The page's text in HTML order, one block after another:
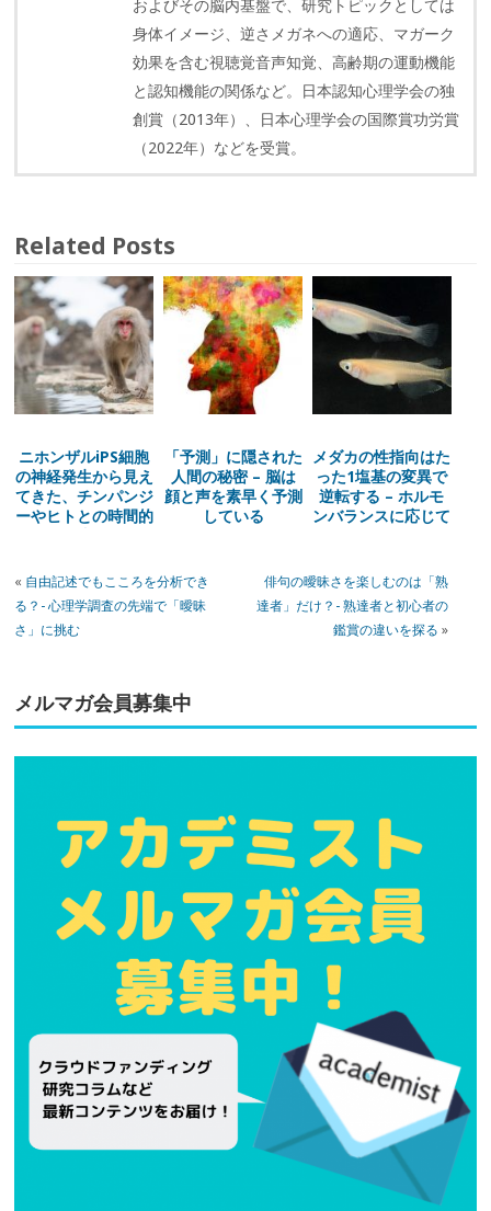
およびその脳内基盤で、研究トピックとしては
身体イメージ、逆さメガネへの適応、マガーク
効果を含む視聴覚音声知覚、高齢期の運動機能
と認知機能の関係など。日本認知心理学会の独
創賞（2013年）、日本心理学会の国際賞功労賞
（2022年）などを受賞。
Related Posts
ニホンザルiPS細胞
の神経発生から見え
てきた、チンパンジ
ーやヒトとの時間的
「予測」に隠された
人間の秘密 – 脳は
顔と声を素早く予測
している
メダカの性指向はた
った1塩基の変異で
逆転する – ホルモ
ンバランスに応じて
« 自由記述でもこころを分析でき
る？- 心理学調査の先端で「曖昧
さ」に挑む
俳句の曖昧さを楽しむのは「熟
達者」だけ？- 熟達者と初心者の
鑑賞の違いを探る »
メルマガ会員募集中